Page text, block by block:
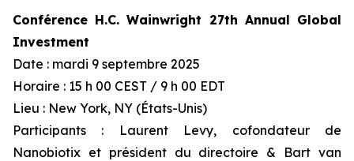
Conférence H.C. Wainwright 27th Annual Global
Investment
Date : mardi 9 septembre 2025
Horaire : 15 h 00 CEST / 9 h 00 EDT
Lieu : New York, NY (États-Unis)
Participants : Laurent Levy, cofondateur de
Nanobiotix et président du directoire & Bart van